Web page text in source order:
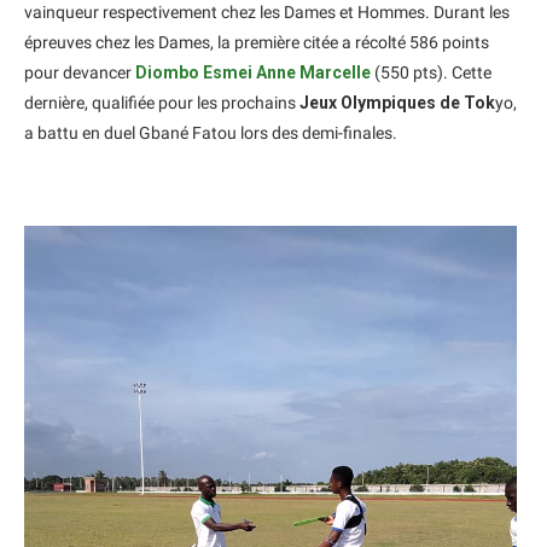
vainqueur respectivement chez les Dames et Hommes. Durant les
épreuves chez les Dames, la première citée a récolté 586 points
pour devancer Diombo Esmei Anne Marcelle (550 pts). Cette
dernière, qualifiée pour les prochainsJeux Olympiques de Tokyo,
a battu en duel Gbané Fatou lors des demi-finales.